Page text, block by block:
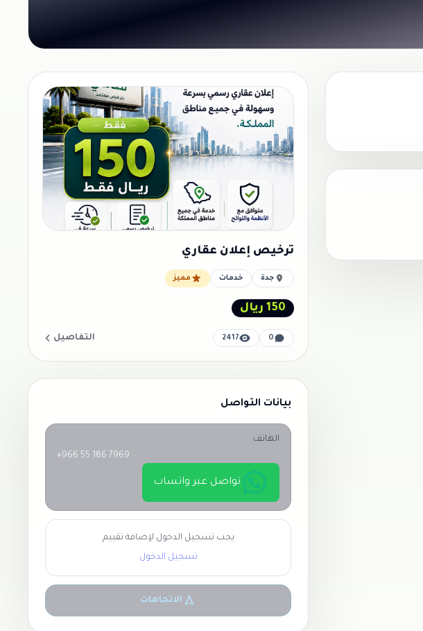
ترخيص إعلان عقاري
جدة خدمات مميز
150 ريال
0
2417 التفاصيل
بيانات التواصل
الهاتف
+966 55 186 7969
تواصل عبر واتساب
يجب تسجيل الدخول لإضافة تقييم
تسجيل الدخول
الاتجاهات